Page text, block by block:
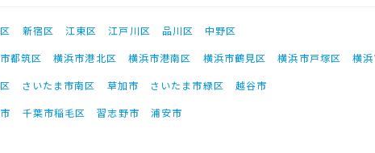
新宿区 江東区 江戸川区 品川区
中野区
都筑区 横浜市港北区 横浜市港南区 横浜市鶴見区 横浜市戸塚区
横
さいたま市南区 草加市 さいたま市緑区
越谷市
千葉市稲毛区 習志野市 浦安市